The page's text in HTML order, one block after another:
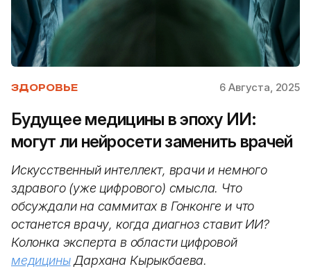
ЗДОРОВЬЕ 6 Августа, 2025
Будущее медицины в эпоху ИИ:
могут ли нейросети заменить врачей
Искусственный интеллект, врачи и немного
здравого (уже цифрового) смысла. Что
обсуждали на саммитах в Гонконге и что
останется врачу, когда диагноз ставит ИИ?
Колонка эксперта в области цифровой
медициныДархана Кырыкбаева.